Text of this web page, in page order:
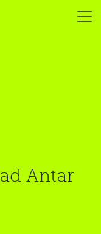
Antar